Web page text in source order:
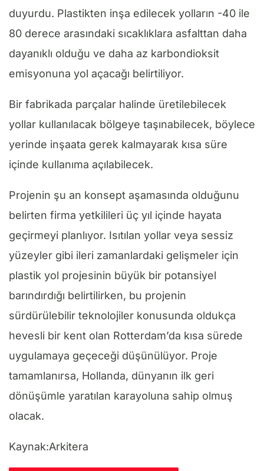
duyurdu. Plastikten inşa edilecek yolların -40 ile
80 derece arasındaki sıcaklıklara asfalttan daha
dayanıklı olduğu ve daha az karbondioksit
emisyonuna yol açacağı belirtiliyor.
Bir fabrikada parçalar halinde üretilebilecek
yollar kullanılacak bölgeye taşınabilecek, böylece
yerinde inşaata gerek kalmayarak kısa süre
içinde kullanıma açılabilecek.
Projenin şu an konsept aşamasında olduğunu
belirten firma yetkilileri üç yıl içinde hayata
geçirmeyi planlıyor. Isıtılan yollar veya sessiz
yüzeyler gibi ileri zamanlardaki gelişmeler için
plastik yol projesinin büyük bir potansiyel
barındırdığı belirtilirken, bu projenin
sürdürülebilir teknolojiler konusunda oldukça
hevesli bir kent olan Rotterdam’da kısa sürede
uygulamaya geçeceği düşünülüyor. Proje
tamamlanırsa, Hollanda, dünyanın ilk geri
dönüşümle yaratılan karayoluna sahip olmuş
olacak.
Kaynak:Arkitera